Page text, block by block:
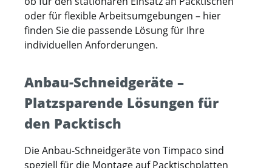
oder für flexible Arbeitsumgebungen – hier
finden Sie die passende Lösung für Ihre
individuellen Anforderungen.
Anbau-Schneidgeräte –
Platzsparende Lösungen für
den Packtisch
Die Anbau-Schneidgeräte von Timpaco sind
speziell für die Montage auf Packtischplatten